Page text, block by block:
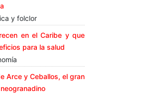
y folclor
en el Caribe y que
para la salud
Arce y Ceballos, el gran